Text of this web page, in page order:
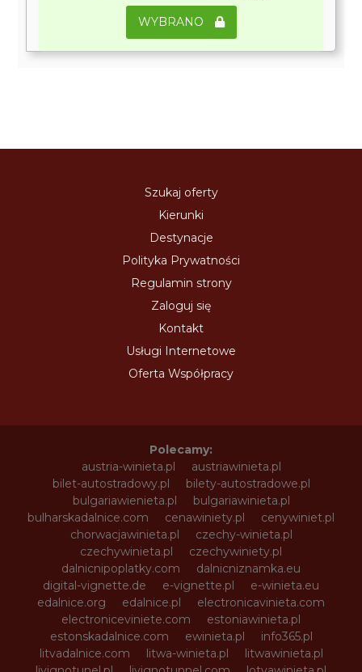
WYBRANO
Szukaj oferty
Kierunki
Destynacje
Polityka Prywatności
Regulamin strony
Zaloguj się
Kontakt
Usługi Internetowe
Oferta Współpracy
Polecamy:
austria-winieta.pl
austriawinieta.pl
bilet-autostradowy.pl
bilety-autostradowe.pl
bulgariawienieta.pl
bulgariawinieta.pl
bulharskadalnice.com
cenawiniety.pl
cenywiniet.pl
chorwacjawinieta.pl
czechy-winieta.pl
czechywinieta.pl
czechywiniety.pl
dalnicnipoplatky.com
dalnicniznamka.eu
digital-vignette.de
e-vignette.pl
e-winieta.eu
edalnice.org
edalnice.pl
electronicavinieta.com
electroniceviniete.com
estoniawinieta.pl
estonskadalnice.com
ewinieta.pl
info365.pl
litvadalnice.com
litwa-winieta.pl
litwawinieta.pl